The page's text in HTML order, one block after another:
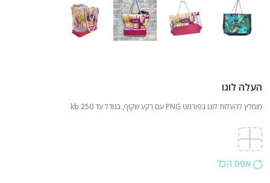
העלה לוגו
מומלץ להעלות לוגו בפורמט PNG עם רקע שקוף, בגודל עד 250 kb
אפס הכל